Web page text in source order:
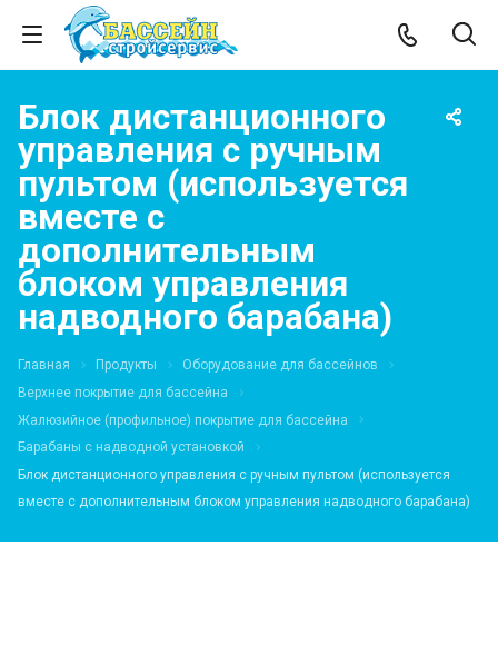
Блок дистанционного
управления с ручным
пультом (используется
вместе с
дополнительным
блоком управления
надводного барабана)
Главная Продукты
Оборудование для бассейнов
Верхнее покрытие для бассейна
Жалюзийное (профильное) покрытие для бассейна
Барабаны с надводной установкой
Блок дистанционного управления с ручным пультом (используется
вместе с дополнительным блоком управления надводного барабана)